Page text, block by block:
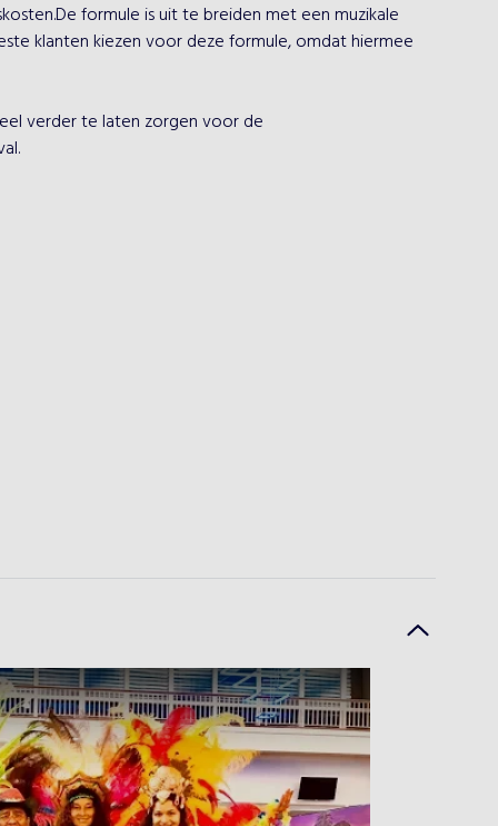
formule is uit te breiden met een muzikale
klanten kiezen voor deze formule, omdat hiermee
verder te laten zorgen voor de